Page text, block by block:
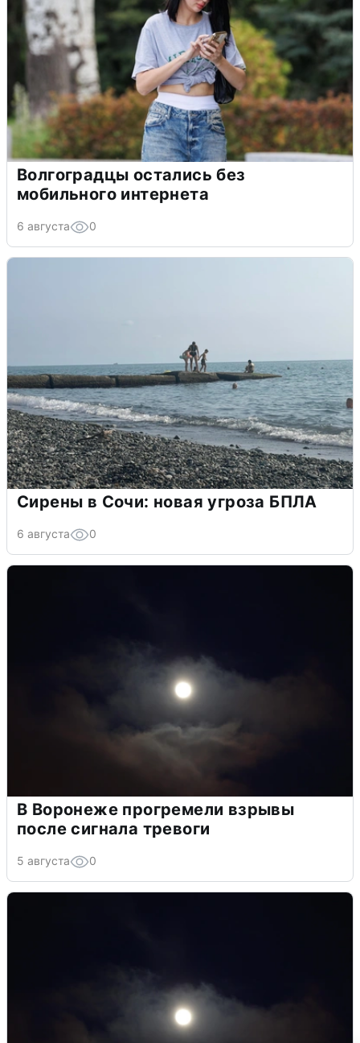
Волгоградцы остались без
мобильного интернета
6 августа 0
Сирены в Сочи: новая угроза БПЛА
6 августа 0
В Воронеже прогремели взрывы
после сигнала тревоги
5 августа 0